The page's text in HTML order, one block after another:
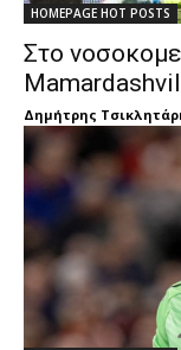
HOMEPAGE HOT POSTS
Στο
Δημήτρης